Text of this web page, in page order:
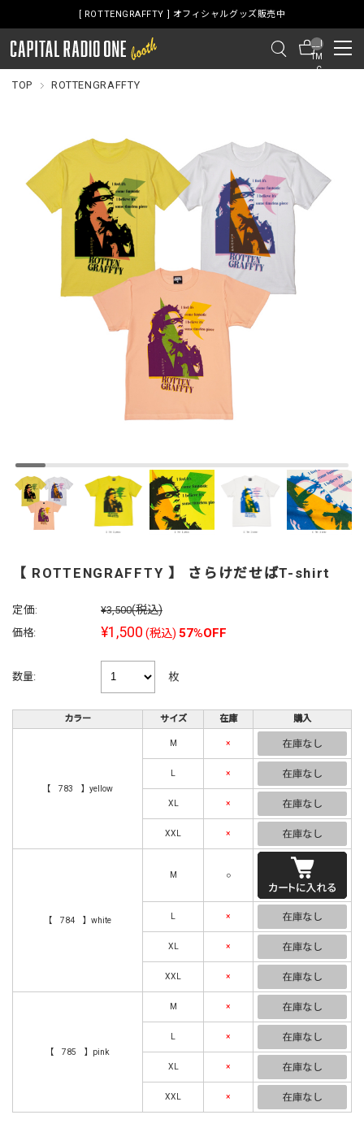
[ ROTTENGRAFFTY ] オフィシャルグッズ販売中
__I
TM
_C
TOP ROTTENGRAFFTY
【 ROTTENGRAFFTY 】 さらけだせばT-shirt
定価: ¥3,500(税込)
価格: ¥1,500 (税込) 57%OFF
数量: 枚
カラー サイズ 在庫 購入
【 783 】yellow
M ×
L ×
XL ×
XXL ×
【 784 】white
M ○
L ×
XL ×
XXL ×
【 785 】pink
M ×
L ×
XL ×
XXL ×